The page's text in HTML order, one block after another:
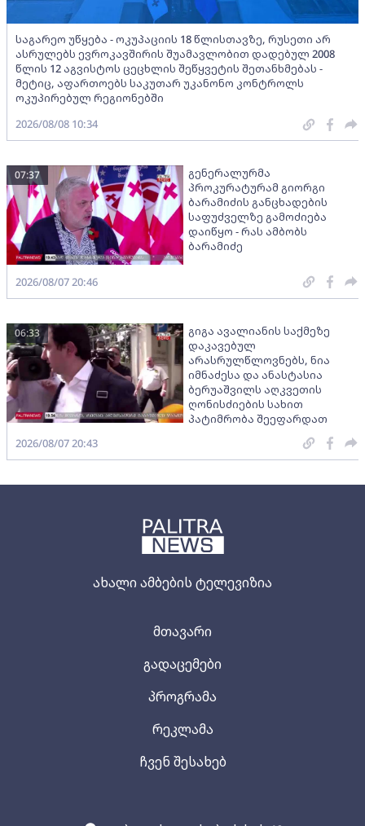
ახალი ამბების ტელევიზია
მთავარი
გადაცემები
პროგრამა
რეკლამა
ჩვენ შესახებ
საგარეო უწყება - ოკუპაციის 18 წლისთავზე, რუსეთი არ
ასრულებს ევროკავშირის შუამავლობით დადებულ 2008
წლის 12 აგვისტოს ცეცხლის შეწყვეტის შეთანხმებას -
მეტიც, აფართოებს საკუთარ უკანონო კონტროლს
ოკუპირებულ რეგიონებში
2026/08/08 10:34
გენერალურმა
პროკურატურამ გიორგი
ბარამიძის განცხადების
საფუძველზე გამოძიება
დაიწყო - რას ამბობს
ბარამიძე
07:37
2026/08/07 20:46
გიგა ავალიანის საქმეზე
დაკავებულ
არასრულწლოვნებს, ნია
იმნაძესა და ანასტასია
ბერუაშვილს აღკვეთის
ღონისძიების სახით
პატიმრობა შეეფარდათ
06:33
2026/08/07 20:43